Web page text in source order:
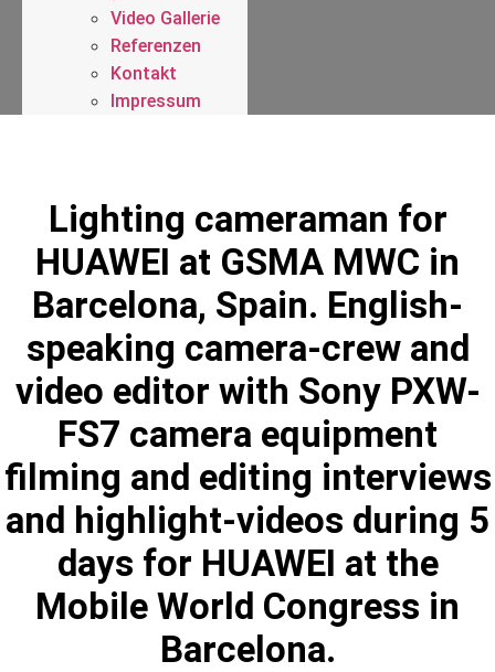
Video Gallerie
Referenzen
Kontakt
Impressum
Lighting cameraman for
HUAWEI at GSMA MWC in
Barcelona, Spain. English-
speaking camera-crew and
video editor with Sony PXW-
FS7 camera equipment
filming and editing interviews
and highlight-videos during 5
days for HUAWEI at the
Mobile World Congress in
Barcelona.